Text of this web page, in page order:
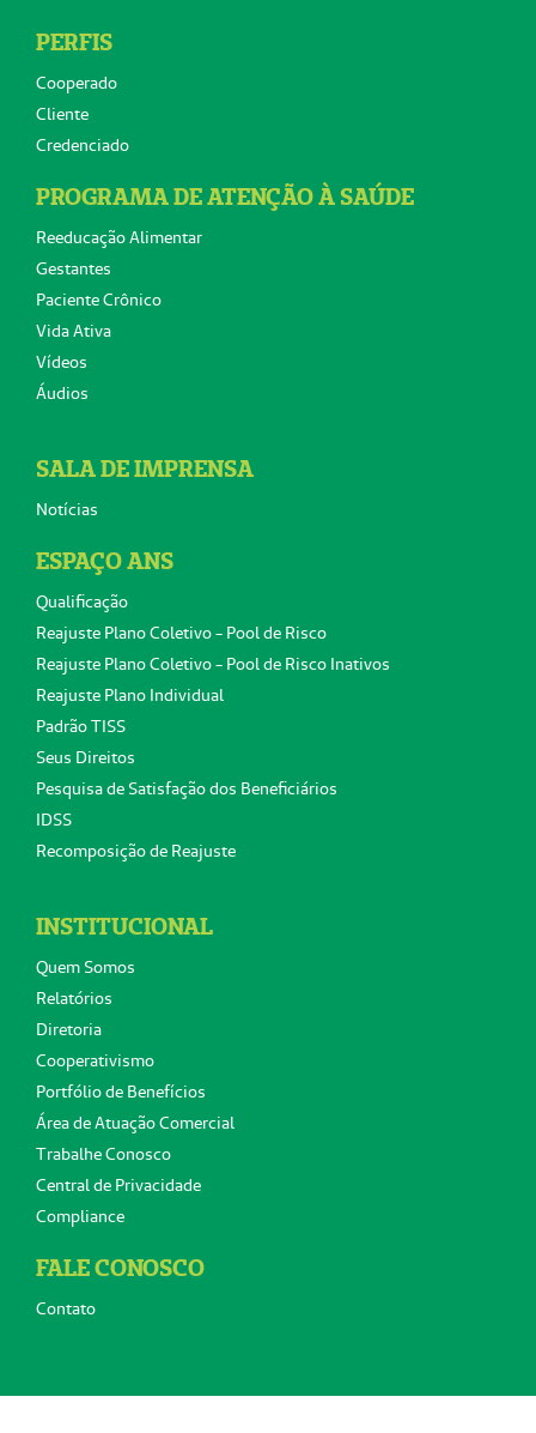
PERFIS
Cooperado
Cliente
Credenciado
PROGRAMA DE ATENÇÃO À SAÚDE
Reeducação Alimentar
Gestantes
Paciente Crônico
Vida Ativa
Vídeos
Áudios
SALA DE IMPRENSA
Notícias
ESPAÇO ANS
Qualificação
Reajuste Plano Coletivo - Pool de Risco
Reajuste Plano Coletivo - Pool de Risco Inativos
Reajuste Plano Individual
Padrão TISS
Seus Direitos
Pesquisa de Satisfação dos Beneficiários
IDSS
Recomposição de Reajuste
INSTITUCIONAL
Quem Somos
Relatórios
Diretoria
Cooperativismo
Portfólio de Benefícios
Área de Atuação Comercial
Trabalhe Conosco
Central de Privacidade
Compliance
FALE CONOSCO
Contato